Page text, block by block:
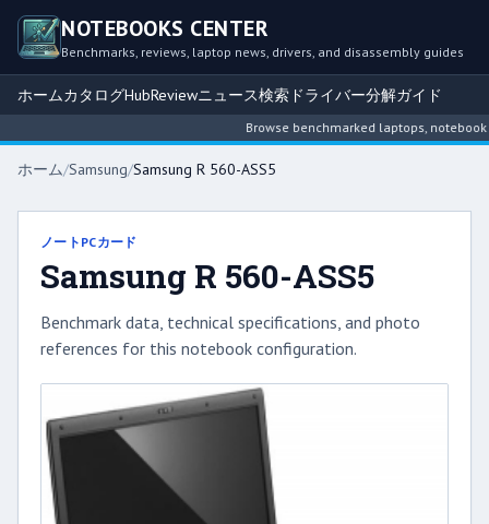
NOTEBOOKS CENTER
Benchmarks, reviews, laptop news, drivers, and disassembly guides
ホームカタログHubReviewニュース検索 ドライバー分解ガイド
Browse benchmarked laptops,
ホーム/Samsung/Samsung R 560-ASS5
ノートPCカード
Samsung R 560-ASS5
Benchmark data, technical specifications, and photo
references for this notebook configuration.